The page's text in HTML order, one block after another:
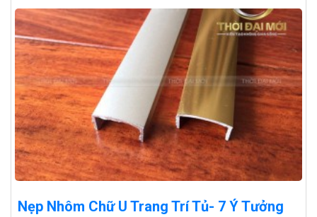
Nẹp Nhôm Chữ U Trang Trí Tủ- 7 Ý Tưởng